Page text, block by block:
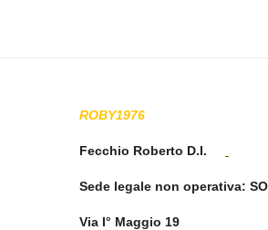
ROBY1976
Fecchio Roberto D.I.
Sede legale non operativa:
Via I°